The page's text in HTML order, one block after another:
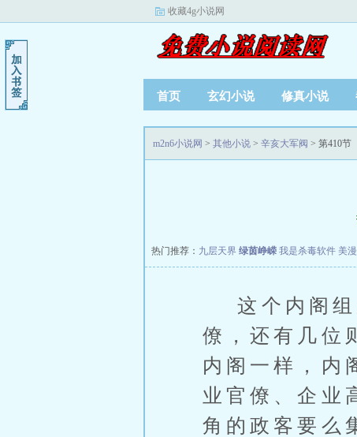
收藏4g小说网
首页 玄幻小说 修真小说
m2n6小说网 > 其他小说 > 辛亥大军阀 > 第410节
热门推荐： 九层天界 绿茵峥嵘 我是杀毒软件 美
这个内阁组
僚，还有几位
内阁一样，内
业官僚、企业
角的政客要么